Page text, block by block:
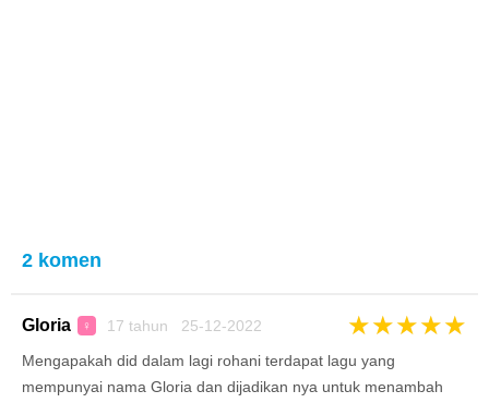
2 komen
Gloria ♀ 17 tahun 25-12-2022 ★★★★★
Mengapakah did dalam lagi rohani terdapat lagu yang
mempunyai nama Gloria dan dijadikan nya untuk menambah